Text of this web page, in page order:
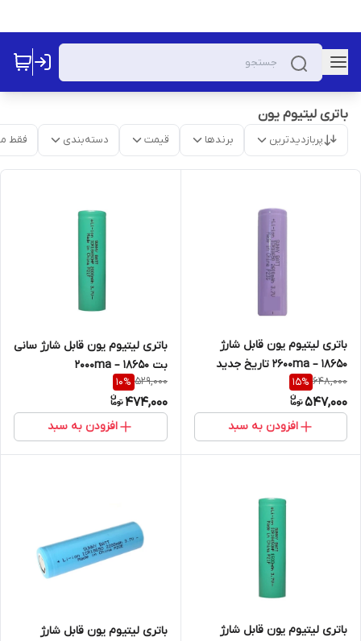
باتری لیتیوم یون
پربازدیدترین برندها قیمت دسته‌بندی فقط
باتری لیتیوم یون قابل شارژ
2600ma – 18650 تاریخ جدید
648,000
15%
547,000
افزودن به سبد
باتری لیتیوم یون قابل شارژ سانی
بت 2000ma – 18650
529,000
10%
474,000
افزودن به سبد
باتری لیتیوم یون قابل شارژ
باتری لیتیوم یون قابل شارژ